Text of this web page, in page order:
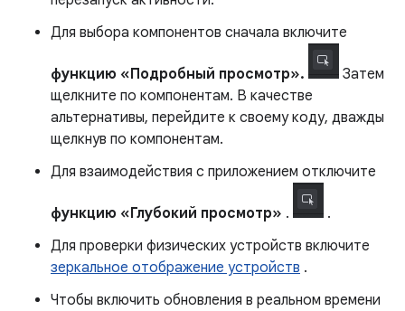
Для выбора компонентов сначала включите
функцию «Подробный просмотр».
Затем
щелкните по компонентам. В качестве
альтернативы, перейдите к своему коду, дважды
щелкнув по компонентам.
Для взаимодействия с приложением отключите
функцию «Глубокий просмотр» .
.
Для проверки физических устройств включите
зеркальное отображение устройств .
Чтобы включить обновления в реальном времени